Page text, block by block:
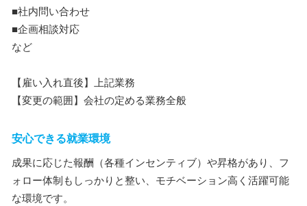
■社内問い合わせ
■企画相談対応
など
【雇い入れ直後】上記業務
【変更の範囲】会社の定める業務全般
安心できる就業環境
成果に応じた報酬（各種インセンティブ）や昇格があり、フ
ォロー体制もしっかりと整い、モチベーション高く活躍可能
な環境です。